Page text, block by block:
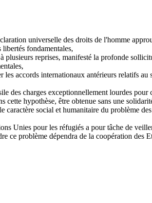
universelle des droits de l'homme
fondamentales,
reprises, manifesté la profonde
accords internationaux antérieurs relatifs
des charges exceptionnellement lourdes
cette hypothèse, être obtenue sans une
social et humanitaire du problème
Unies pour les réfugiés a pour tâche de
ce problème dépendra de la coopération des